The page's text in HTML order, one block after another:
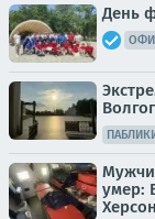
День
ПАБЛИКИ
умер: